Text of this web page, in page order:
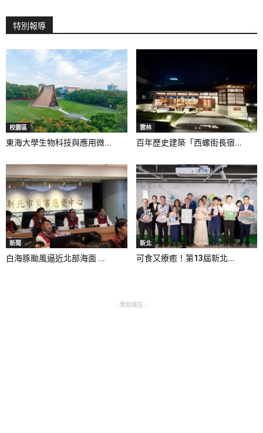
特別報導
校園區
東海大學生物科技與應用微...
雲林
百年歷史建築「西螺街長宿...
新聞
白海豚颱風逼近北部海面 ...
新北
可食又療癒！第13屆新北...
- 贊助廣告 -